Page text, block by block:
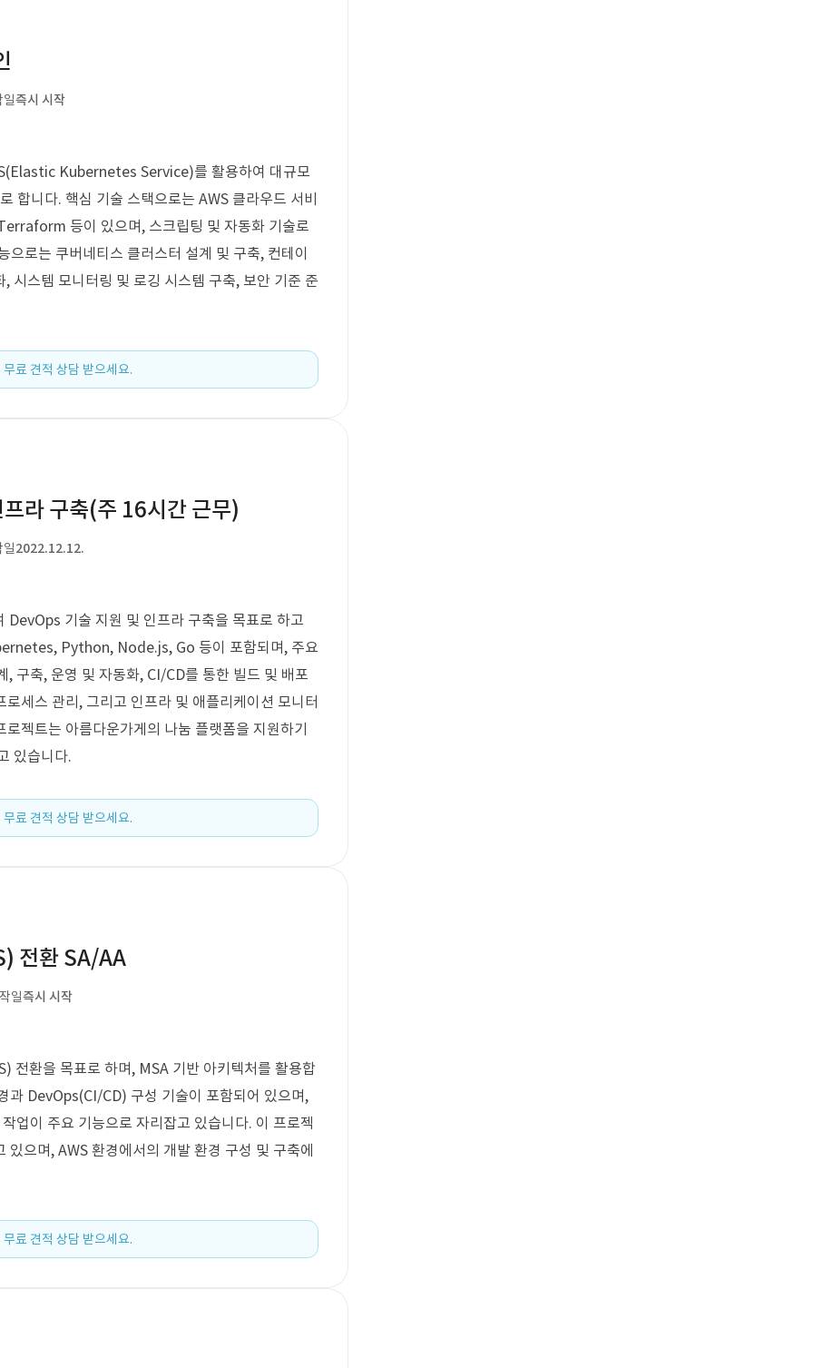
즉시 시작
Kubernetes Service)를 활용하여 대규모
합니다. 핵심 기술 스택으로는 AWS 클라우드 서비
등이 있으며, 스크립팅 및 자동화 기술로
로는 쿠버네티스 클러스터 설계 및 구축, 컨테이
시스템 모니터링 및 로깅 시스템 구축, 보안 기준 준
료 견적 상담 받으세요.
라 구축(주 16시간 근무)
2022.12.12.
DevOps 기술 지원 및 인프라 구축을 목표로 하고
Python, Node.js, Go 등이 포함되며, 주요
구축, 운영 및 자동화, CI/CD를 통한 빌드 및 배포
세스 관리, 그리고 인프라 및 애플리케이션 모니터
젝트는 아름다운가게의 나눔 플랫폼을 지원하기
있습니다.
료 견적 상담 받으세요.
전환 SA/AA
일즉시 시작
전환을 목표로 하며, MSA 기반 아키텍처를 활용합
과 DevOps(CI/CD) 구성 기술이 포함되어 있으며,
업이 주요 기능으로 자리잡고 있습니다. 이 프로젝
으며, AWS 환경에서의 개발 환경 구성 및 구축에
료 견적 상담 받으세요.